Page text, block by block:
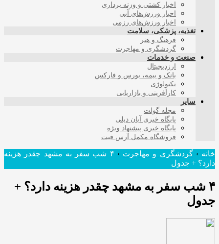
اخبار کشتی و وزنه برداری
اخبار ورزش‌های آبی
اخبار ورزش‌های رزمی
تغذیه، پزشکی، سلامت
فرهنگ و هنر
گردشگری و مهاجرت
صنعت و خدمات
ارزدیجیتال
بانک و بیمه، بورس و فارکس
تکنولوژی
کارآفرینی و بازاریابی
سایر
مجله گولت
پایگاه خبری آبان دیلی
پایگاه خبری پیشنهاد ویژه
فروشگاه مکمل آرس فیت
خانه ›گردشگری و مهاجرت ›
۴ شب سفر به مشهد چقدر هزینه
دارد؟ + جدول
۴ شب سفر به مشهد چقدر هزینه دارد؟ +
جدول